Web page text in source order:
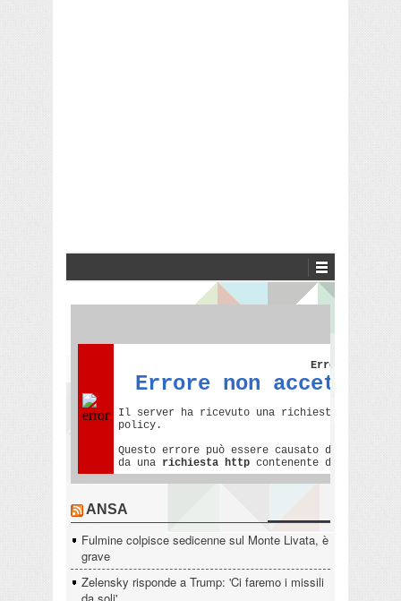
ANSA
Fulmine colpisce sedicenne sul Monte Livata, è
grave
Zelensky risponde a Trump: 'Ci faremo i missili